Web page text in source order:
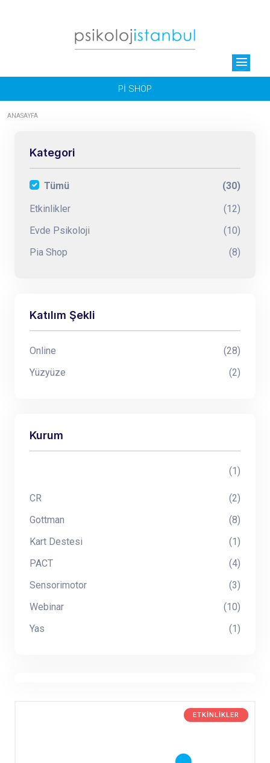
menu
Pİ SHOP
ANASAYFA
Kategori
Tümü
(30)
Etkinlikler
(12)
Evde Psikoloji
(10)
Pia Shop
(8)
Katılım Şekli
Online
(28)
Yüzyüze
(2)
Kurum
(1)
CR
(2)
Gottman
(8)
Kart Destesi
(1)
PACT
(4)
Sensorimotor
(3)
Webinar
(10)
Yas
(1)
ETKINLIKLER